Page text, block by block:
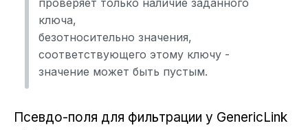
проверяет только наличие заданного
ключа,
безотносительно значения,
соответствующего этому ключу -
значение может быть пустым.
Псевдо-поля для фильтрации у GenericLink